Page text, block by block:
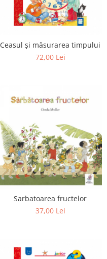
Ceasul și măsurarea timpului
72,00 Lei
Sarbatoarea fructelor
37,00 Lei